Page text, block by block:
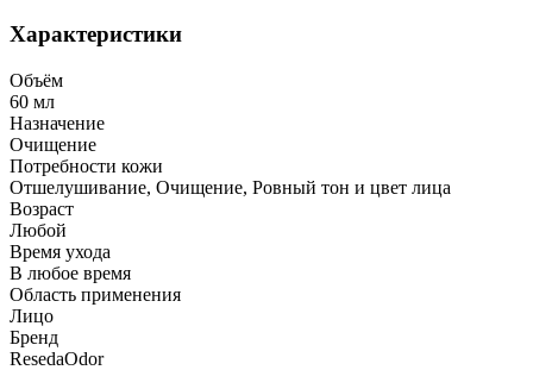
Характеристики
Объём
60 мл
Назначение
Очищение
Потребности кожи
Отшелушивание, Очищение, Ровный тон и цвет лица
Возраст
Любой
Время ухода
В любое время
Область применения
Лицо
Бренд
ResedaOdor